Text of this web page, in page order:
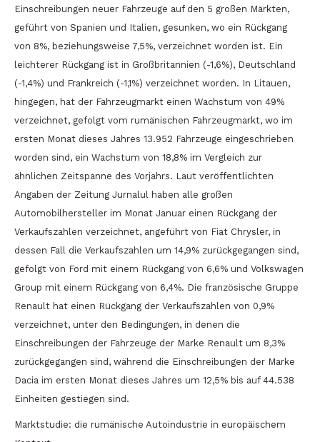
Einschreibungen neuer Fahrzeuge auf den 5 großen Märkten,
geführt von Spanien und Italien, gesunken, wo ein Rückgang
von 8%, beziehungsweise 7,5%, verzeichnet worden ist. Ein
leichterer Rückgang ist in Großbritannien (-1,6%), Deutschland
(-1,4%) und Frankreich (-1,1%) verzeichnet worden. In Litauen,
hingegen, hat der Fahrzeugmarkt einen Wachstum von 49%
verzeichnet, gefolgt vom rumänischen Fahrzeugmarkt, wo im
ersten Monat dieses Jahres 13.952 Fahrzeuge eingeschrieben
worden sind, ein Wachstum von 18,8% im Vergleich zur
ähnlichen Zeitspanne des Vorjahrs. Laut veröffentlichten
Angaben der Zeitung Jurnalul haben alle großen
Automobilhersteller im Monat Januar einen Rückgang der
Verkaufszahlen verzeichnet, angeführt von Fiat Chrysler, in
dessen Fall die Verkaufszahlen um 14,9% zurückgegangen sind,
gefolgt von Ford mit einem Rückgang von 6,6% und Volkswagen
Group mit einem Rückgang von 6,4%. Die französische Gruppe
Renault hat einen Rückgang der Verkaufszahlen von 0,9%
verzeichnet, unter den Bedingungen, in denen die
Einschreibungen der Fahrzeuge der Marke Renault um 8,3%
zurückgegangen sind, während die Einschreibungen der Marke
Dacia im ersten Monat dieses Jahres um 12,5% bis auf 44.538
Einheiten gestiegen sind.
Marktstudie: die rumänische Autoindustrie in europäischem